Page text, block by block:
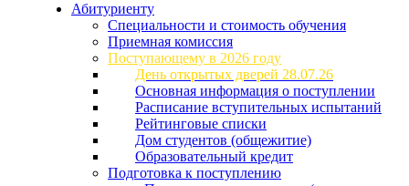
Абитуриенту
Специальности и стоимость обучения
Приемная комиссия
Поступающему в 2026 году
День открытых дверей 28.07.26
Основная информация о поступлении
Расписание вступительных испытаний
Рейтинговые списки
Дом студентов (общежитие)
Образовательный кредит
Подготовка к поступлению